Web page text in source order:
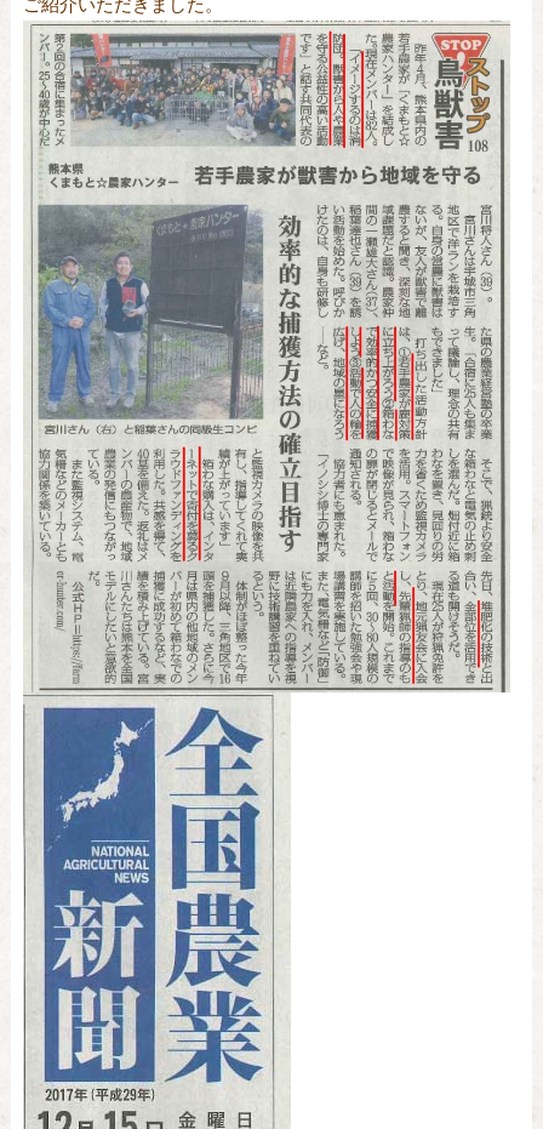
ご紹介いただきました。